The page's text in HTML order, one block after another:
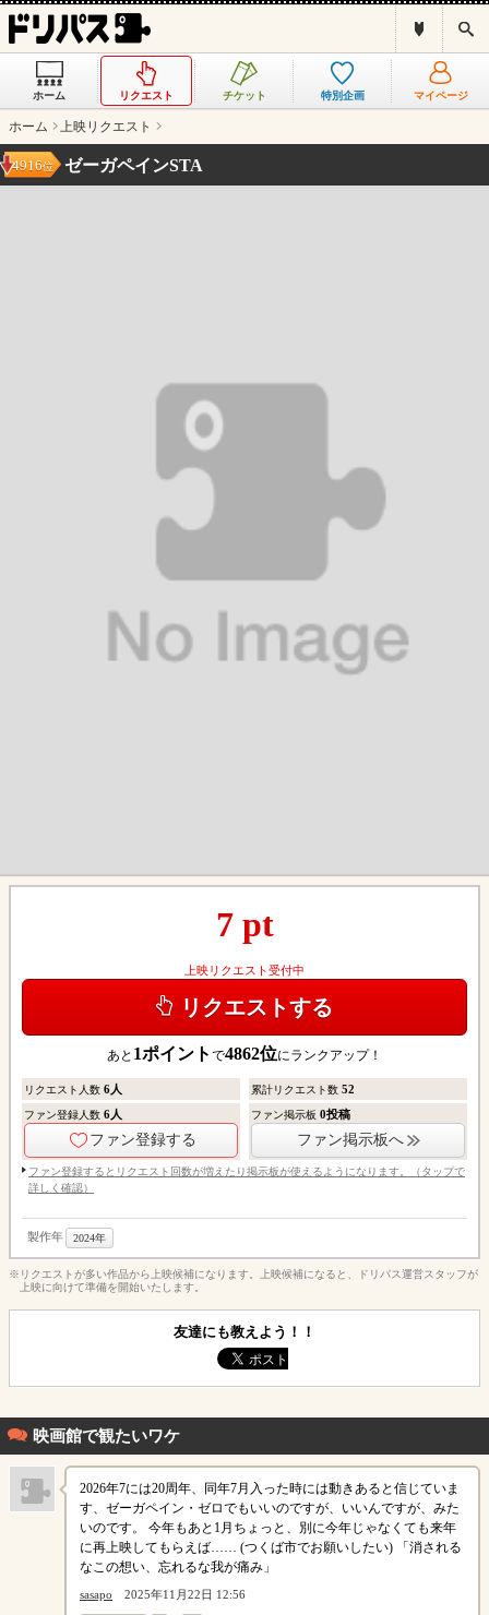
ス
ホーム リクエスト チケット 特別企画 マイページ
ホーム 上映リクエスト
ゼーガペインSTA
4916位
7pt
上映リクエスト受付中
リクエストする
あと 1ポイント で4862位にランクアップ！
リクエスト人数 6人 累計リクエスト数52
ファン登録人数 6人
ファン登録する
ファン掲示板0投稿
ファン掲示板へ
ファン登録するとリクエスト回数が増えたり掲示板が使えるようになります。（タップで
詳しく確認）
製作年 2024年
※リクエストが多い作品から上映候補になります。上映候補になると、ドリパス運営スタッフが
上映に向けて準備を開始いたします。
友達にも教えよう！！
映画館で観たいワケ
2026年7には20周年、同年7月入った時には動きあると信じていま
す、ゼーガペイン・ゼロでもいいのですが、いいんですが、みた
いのです。 今年もあと1月ちょっと、別に今年じゃなくても来年
に再上映してもらえば…… (つくば市でお願いしたい) 「消される
なこの想い、忘れるな我が痛み」
sasapo 2025年11月22日 12:56